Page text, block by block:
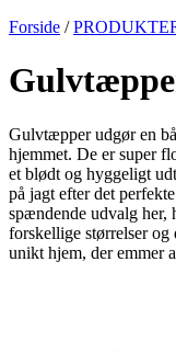
Forside /
Gulvtæpper udgør en
hjemmet. De er super
et blødt og hyggeligt
på jagt efter det
spændende udvalg
forskellige størrelser
unikt hjem, der emmer